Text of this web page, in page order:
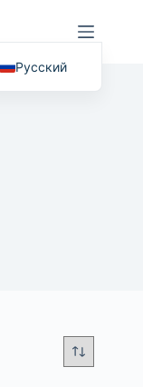
Русский
Svenska